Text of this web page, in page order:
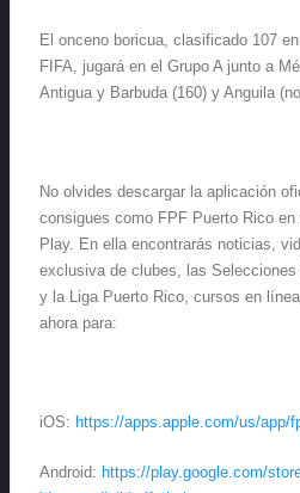
El onceno boricua, clasificado 107
FIFA, jugará en el Grupo A junto a
Antigua y Barbuda (160) y Anguila
No olvides descargar la aplicación
consigues como FPF Puerto Rico
Play. En ella encontrarás noticias,
exclusiva de clubes, las
y la Liga Puerto Rico, cursos en
ahora para:
iOS: https://apps.apple.com/us/app/
Android: https://play.google.com/